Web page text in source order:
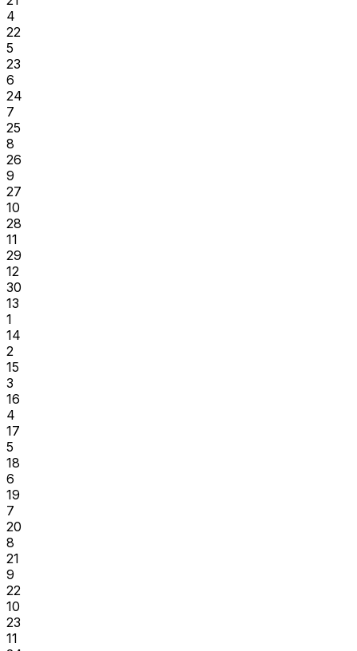
4
22
5
23
6
24
7
25
8
26
9
27
10
28
11
29
12
30
13
1
14
2
15
3
16
4
17
5
18
6
19
7
20
8
21
9
22
10
23
11